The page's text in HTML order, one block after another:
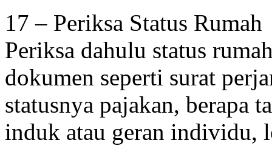
17 – Periksa Status Rumah
Periksa dahulu status
dokumen seperti surat
statusnya pajakan, berapa
induk atau geran individu,